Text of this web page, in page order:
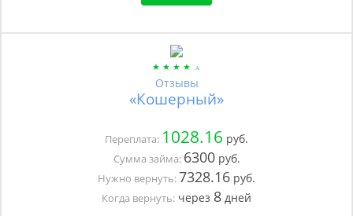
Отзывы
«Кошерный»
Переплата: 1028.16 руб.
Сумма займа: 6300руб.
Нужно вернуть:7328.16 руб.
Когда вернуть: через 8 дней